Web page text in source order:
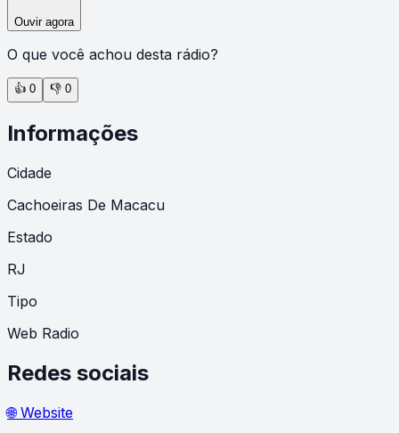
Ouvir agora
O que você achou desta rádio?
👍 0 👎 0
Informações
Cidade
Cachoeiras De Macacu
Estado
RJ
Tipo
Web Radio
Redes sociais
🌐 Website